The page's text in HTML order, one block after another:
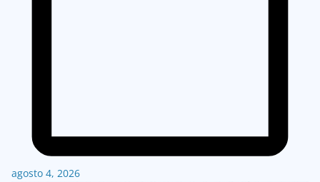
agosto 4, 2026